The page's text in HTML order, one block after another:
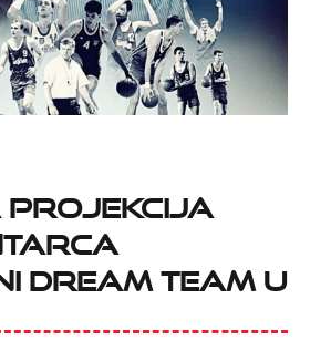
projekcija
Dream Team u